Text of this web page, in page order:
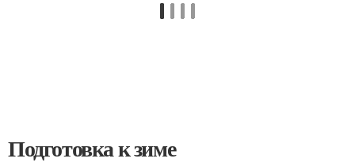
Подготовка к зиме